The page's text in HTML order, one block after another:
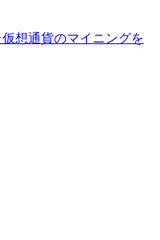
想通貨のマイニングを